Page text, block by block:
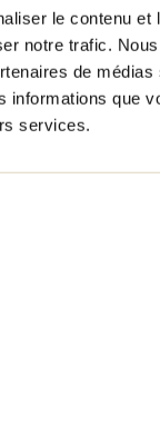
le contenu
notre trafic.
de
informations que
services.